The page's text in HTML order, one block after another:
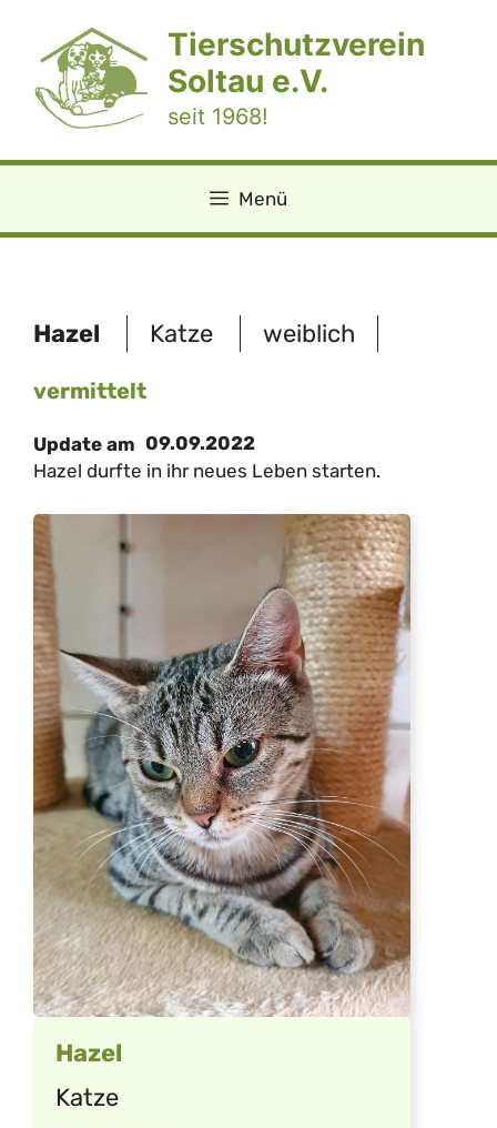
springen
Tierschutzverein
Soltau e.V.
seit 1968!
Menü
Hazel Katze weiblich
vermittelt
Update am 09.09.2022
Hazel durfte in ihr neues Leben starten.
Hazel
Katze